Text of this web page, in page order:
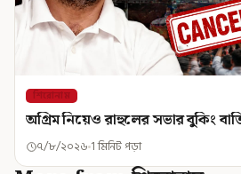
শিরোনাম
অগ্রিম নিয়েও রাহুলের সভার বুকিং
৭/৮/২০২৬ 1 মিনিট পড়া